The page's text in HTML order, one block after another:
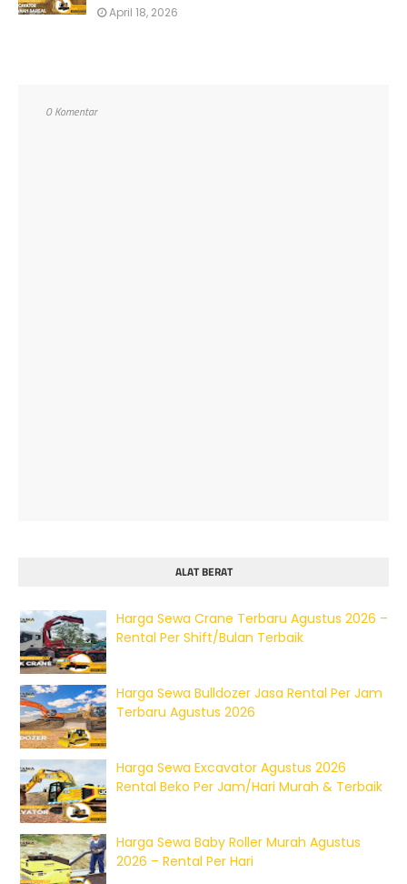
April 18, 2026
0 Komentar
ALAT BERAT
Harga Sewa Crane Terbaru Agustus 2026 –
Rental Per Shift/Bulan Terbaik
Harga Sewa Bulldozer Jasa Rental Per Jam
Terbaru Agustus 2026
Harga Sewa Excavator Agustus 2026
Rental Beko Per Jam/Hari Murah & Terbaik
Harga Sewa Baby Roller Murah Agustus
2026 – Rental Per Hari